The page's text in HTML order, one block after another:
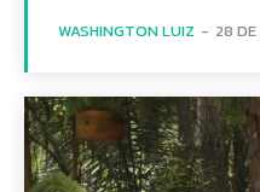
WASHINGTON LUIZ - 28